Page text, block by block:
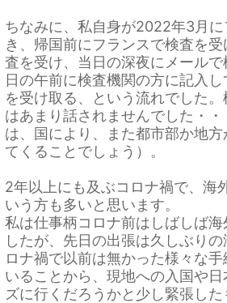
ちなみに、私自身が2022年3月
き、帰国前にフランスで検査を
査を受け、当日の深夜にメール
日の午前に検査機関の方に記入
を受け取る、という流れでした
はあまり話されませんでした・
は、国により、また都市部か地
てくることでしょう）。
2年以上にも及ぶコロナ禍で、海
いう方も多いと思います。
私は仕事柄コロナ前はしばしば海
したが、先日の出張は久しぶり
ロナ禍で以前は無かった様々な
いることから、現地への入国や
ズに行くだろうかと少し緊張した